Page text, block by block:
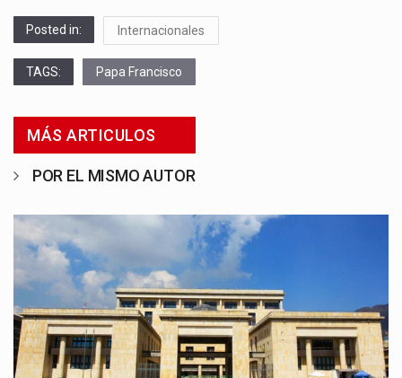
Posted in: Internacionales
TAGS: Papa Francisco
MÁS ARTICULOS
POR EL MISMO AUTOR